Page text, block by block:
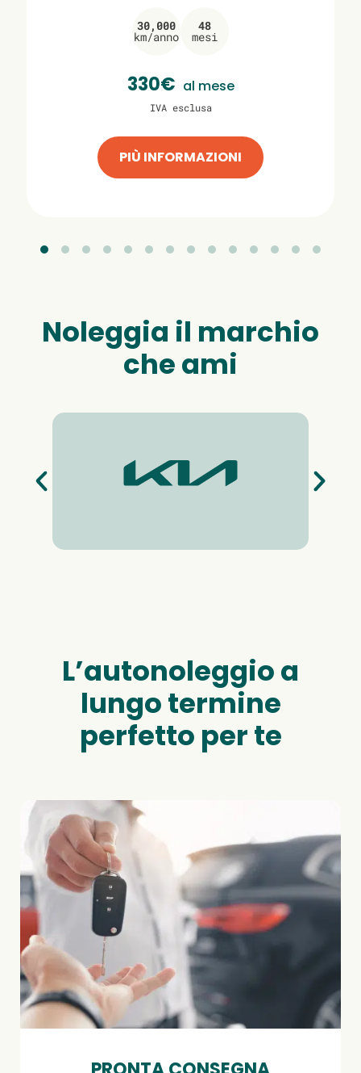
30,000
km/anno
48
mesi
330€ al mese
IVA esclusa
PIÙ INFORMAZIONI
Noleggia il marchio
che ami
L’autonoleggio a
lungo termine
perfetto per te